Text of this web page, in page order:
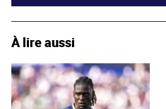
À lire aussi